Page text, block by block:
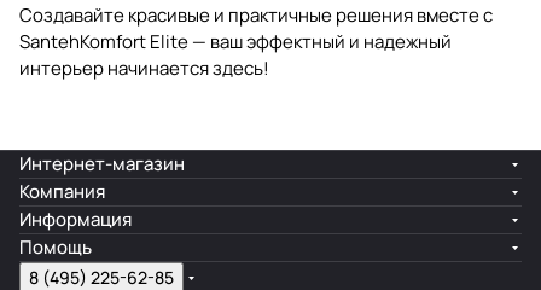
Создавайте красивые и практичные решения вместе с
SantehKomfort Elite — ваш эффектный и надежный
интерьер начинается здесь!
Интернет-магазин
Компания
Информация
Помощь
8 (495) 225-62-85